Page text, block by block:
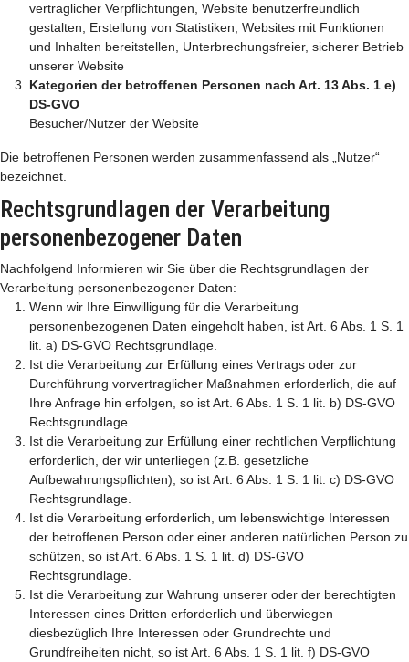
vertraglicher Verpflichtungen, Website benutzerfreundlich
gestalten, Erstellung von Statistiken, Websites mit Funktionen
und Inhalten bereitstellen, Unterbrechungsfreier, sicherer Betrieb
unserer Website
Kategorien der betroffenen Personen nach Art. 13 Abs. 1 e)
DS-GVO
Besucher/Nutzer der Website
Die betroffenen Personen werden zusammenfassend als „Nutzer“
bezeichnet.
Rechtsgrundlagen der Verarbeitung
personenbezogener Daten
Nachfolgend Informieren wir Sie über die Rechtsgrundlagen der
Verarbeitung personenbezogener Daten:
Wenn wir Ihre Einwilligung für die Verarbeitung
personenbezogenen Daten eingeholt haben, ist Art. 6 Abs. 1 S. 1
lit. a) DS-GVO Rechtsgrundlage.
Ist die Verarbeitung zur Erfüllung eines Vertrags oder zur
Durchführung vorvertraglicher Maßnahmen erforderlich, die auf
Ihre Anfrage hin erfolgen, so ist Art. 6 Abs. 1 S. 1 lit. b) DS-GVO
Rechtsgrundlage.
Ist die Verarbeitung zur Erfüllung einer rechtlichen Verpflichtung
erforderlich, der wir unterliegen (z.B. gesetzliche
Aufbewahrungspflichten), so ist Art. 6 Abs. 1 S. 1 lit. c) DS-GVO
Rechtsgrundlage.
Ist die Verarbeitung erforderlich, um lebenswichtige Interessen
der betroffenen Person oder einer anderen natürlichen Person zu
schützen, so ist Art. 6 Abs. 1 S. 1 lit. d) DS-GVO
Rechtsgrundlage.
Ist die Verarbeitung zur Wahrung unserer oder der berechtigten
Interessen eines Dritten erforderlich und überwiegen
diesbezüglich Ihre Interessen oder Grundrechte und
Grundfreiheiten nicht, so ist Art. 6 Abs. 1 S. 1 lit. f) DS-GVO